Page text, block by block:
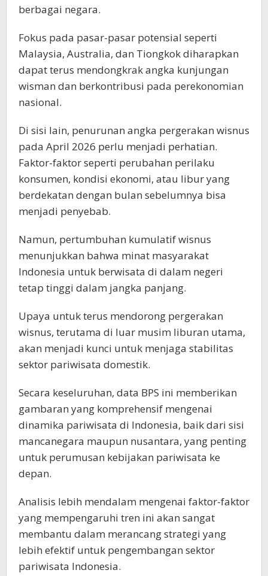
berbagai negara.
Fokus pada pasar-pasar potensial seperti
Malaysia, Australia, dan Tiongkok diharapkan
dapat terus mendongkrak angka kunjungan
wisman dan berkontribusi pada perekonomian
nasional.
Di sisi lain, penurunan angka pergerakan wisnus
pada April 2026 perlu menjadi perhatian.
Faktor-faktor seperti perubahan perilaku
konsumen, kondisi ekonomi, atau libur yang
berdekatan dengan bulan sebelumnya bisa
menjadi penyebab.
Namun, pertumbuhan kumulatif wisnus
menunjukkan bahwa minat masyarakat
Indonesia untuk berwisata di dalam negeri
tetap tinggi dalam jangka panjang.
Upaya untuk terus mendorong pergerakan
wisnus, terutama di luar musim liburan utama,
akan menjadi kunci untuk menjaga stabilitas
sektor pariwisata domestik.
Secara keseluruhan, data BPS ini memberikan
gambaran yang komprehensif mengenai
dinamika pariwisata di Indonesia, baik dari sisi
mancanegara maupun nusantara, yang penting
untuk perumusan kebijakan pariwisata ke
depan.
Analisis lebih mendalam mengenai faktor-faktor
yang mempengaruhi tren ini akan sangat
membantu dalam merancang strategi yang
lebih efektif untuk pengembangan sektor
pariwisata Indonesia.